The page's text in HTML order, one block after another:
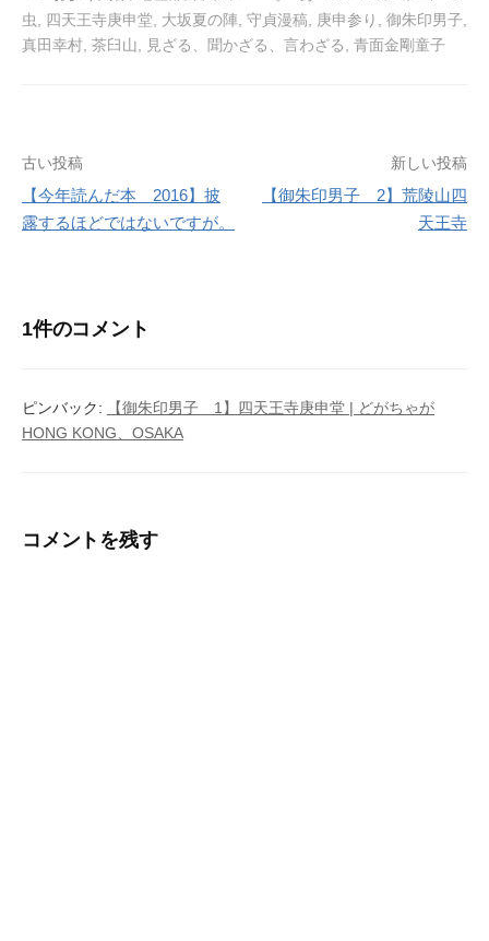
虫
四天王寺庚申堂 大坂夏の陣 守貞漫稿 庚申参り 御朱印男子
真田幸村 茶臼山 見ざる、聞かざる、言わざる 青面金剛童子
投
稿
ゲ
シ
古い投稿
【今年読んだ本 2016】披
露するほどではないですが。
新しい投稿
【御朱印男子 2】荒陵山四
天王寺
1件のコメント
ピンバック:
【御朱印男子 1】四天王寺庚申堂 | どがちゃが
HONG KONG、OSAKA
コメントを残す